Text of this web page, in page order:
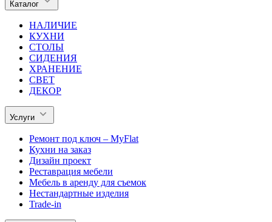
Каталог
НАЛИЧИЕ
КУХНИ
СТОЛЫ
СИДЕНИЯ
ХРАНЕНИЕ
СВЕТ
ДЕКОР
Услуги
Ремонт под ключ – MyFlat
Кухни на заказ
Дизайн проект
Реставрация мебели
Мебель в аренду для съемок
Нестандартные изделия
Trade-in